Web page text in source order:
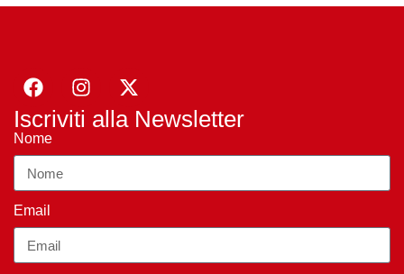
Iscriviti alla Newsletter
Nome
Email